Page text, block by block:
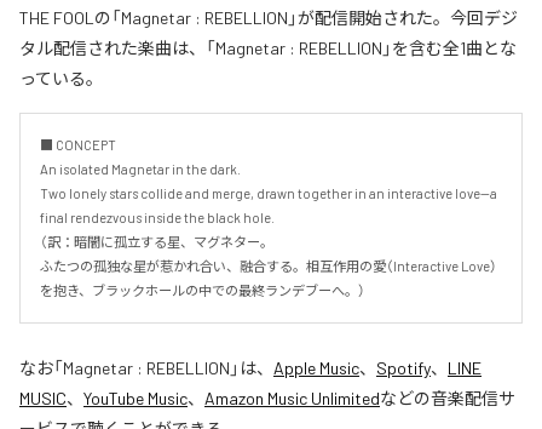
THE FOOLの「Magnetar : REBELLION」が配信開始された。今回デジ
タル配信された楽曲は、「Magnetar : REBELLION」を含む全1曲とな
っている。
■ CONCEPT
An isolated Magnetar in the dark.
Two lonely stars collide and merge, drawn together in an interactive love—a
final rendezvous inside the black hole.
（訳：暗闇に孤立する星、マグネター。
ふたつの孤独な星が惹かれ合い、融合する。相互作用の愛（Interactive Love）
を抱き、ブラックホールの中での最終ランデブーへ。）
なお「Magnetar : REBELLION 」は、 Apple Music、 Spotify、 LINE
MUSIC、 YouTube Music、 Amazon Music Unlimitedなどの音楽配信サ